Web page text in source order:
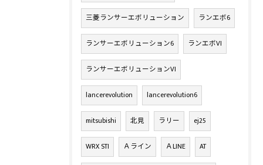
三菱ランサーエボリューション ランエボ6
ランサーエボリューション6 ランエボVI
ランサーエボリューションVI
lancerevolution lancerevolution6
mitsubishi 北見 ラリー ej25
WRX STI Ａライン ＡLINE AT